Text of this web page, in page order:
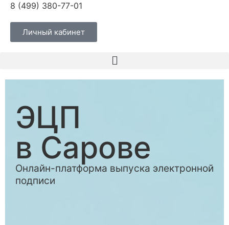
8 (499) 380-77-01
Личный кабинет
ЭЦП
в Сарове
Онлайн-платформа выпуска электронной
подписи